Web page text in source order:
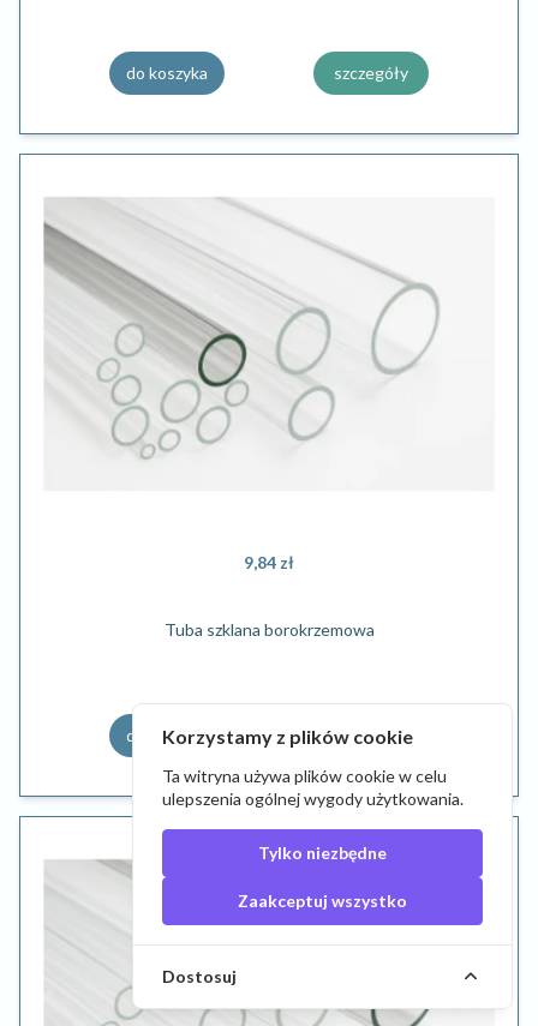
do koszyka szczegóły
9,84 zł
Tuba szklana borokrzemowa
do koszyka szczegóły
Korzystamy z plików cookie
Ta witryna używa plików cookie w celu
ulepszenia ogólnej wygody użytkowania.
Tylko niezbędne
Zaakceptuj wszystko
Dostosuj